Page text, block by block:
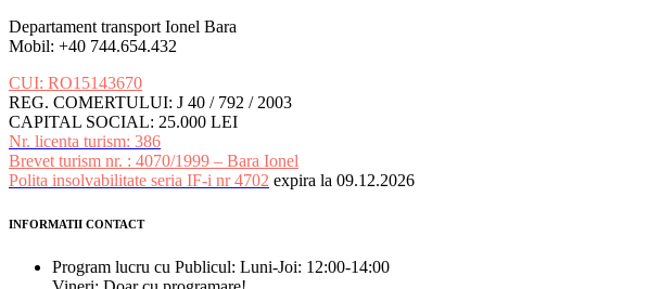
Departament transport Ionel Bara
Mobil: +40 744.654.432
CUI: RO15143670
REG. COMERTULUI: J 40 / 792 / 2003
CAPITAL SOCIAL: 25.000 LEI
Nr. licenta turism: 386
Brevet turism nr. : 4070/1999 – Bara Ionel
Polita insolvabilitate seria IF-i nr 4702 expira la 09.12.2026
INFORMATII CONTACT
Program lucru cu Publicul: Luni-Joi: 12:00-14:00